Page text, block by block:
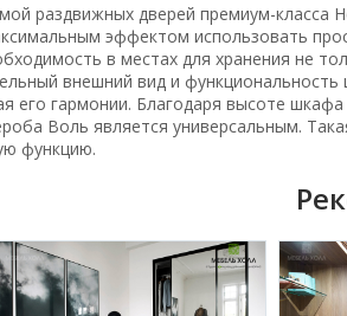
раздвижных дверей премиум-
эффектом использовать
в местах для хранения не
внешний вид и
его гармонии. Благодаря высоте
Воль является универсальным.
функцию.